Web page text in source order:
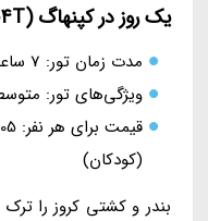
یک روز در کپنهاگ (COP04T)
مدت زمان تور: 7 ساعت
ویژگی‌های تور:
(کودکان)
بندر و کشتی کروز را